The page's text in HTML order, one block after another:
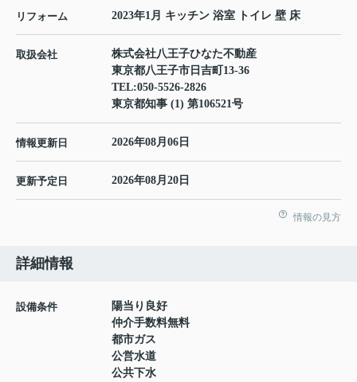
リフォーム 2023年1月 キッチン 浴室 トイレ 壁 床
取扱会社
株式会社八王子ひなた不動産
東京都八王子市日吉町13-36
TEL:050-5526-2826
東京都知事 (1) 第106521号
情報更新日 2026年08月06日
更新予定日 2026年08月20日
情報の見方
詳細情報
設備条件
陽当り良好
仲介手数料無料
都市ガス
公営水道
公共下水